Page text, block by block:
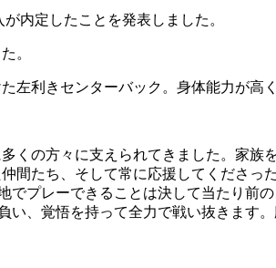
内定したことを発表しました。
。
左利きセンターバック。身体能力が高
くの方々に支えられてきました。家族
間たち、そして常に応援してくださっ
でプレーできることは決して当たり前
い、覚悟を持って全力で戦い抜きます